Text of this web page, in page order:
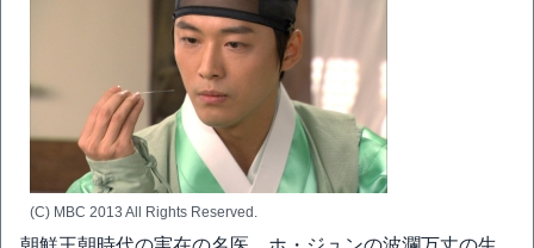
(C) MBC 2013 All Rights Reserved.